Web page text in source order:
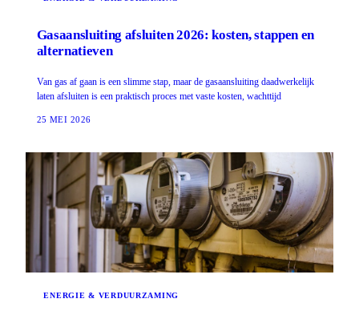
Gasaansluiting afsluiten 2026: kosten, stappen en
alternatieven
Van gas af gaan is een slimme stap, maar de gasaansluiting daadwerkelijk
laten afsluiten is een praktisch proces met vaste kosten, wachttijd
25 MEI 2026
ENERGIE & VERDUURZAMING